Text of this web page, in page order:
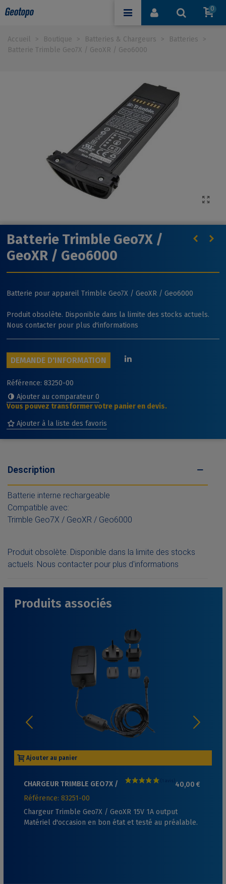
0
Accueil > Boutique > Batteries & Chargeurs > Batteries
>
Batterie Trimble Geo7X / GeoXR / Geo6000
Batterie Trimble Geo7X /
GeoXR / Geo6000
Batterie pour appareil Trimble Geo7X / GeoXR / Geo6000
Produit obsolète. Disponible dans la limite des stocks actuels.
Nous contacter pour plus d'informations
DEMANDE D'INFORMATION
Référence: 83250-00
Ajouter au comparateur 0
Vous pouvez transformer votre panier en devis.
Ajouter à la liste des favoris
Description
Batterie interne rechargeable
Compatible avec:
Trimble Geo7X / GeoXR / Geo6000
Produit obsolète. Disponible dans la limite des stocks
actuels. Nous contacter pour plus d'informations
Produits associés
Ajouter au panier
CHARGEUR TRIMBLE GEO7X /
GEOXR (OCCASION)
40,00 €
Référence: 83251-00
Chargeur Trimble Geo7X / GeoXR 15V 1A output
Matériel d'occasion en bon état et testé au préalable.